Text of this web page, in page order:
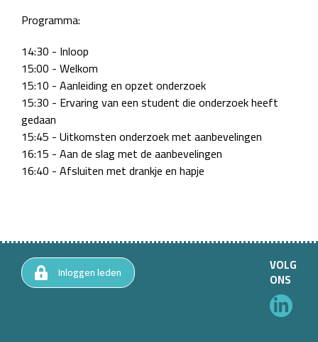
Programma:
14:30 - Inloop
15:00 - Welkom
15:10 - Aanleiding en opzet onderzoek
15:30 - Ervaring van een student die onderzoek heeft
gedaan
15:45 - Uitkomsten onderzoek met aanbevelingen
16:15 - Aan de slag met de aanbevelingen
16:40 - Afsluiten met drankje en hapje
Inloggen leden VOLG
ONS